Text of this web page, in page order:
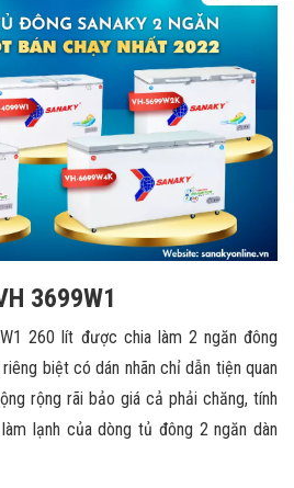
3699W1
260 lít được chia làm 2 ngăn đông
biệt có dán nhãn chỉ dẫn tiện quan
rộng rãi bảo giá cả phải chăng, tính
lạnh của dòng tủ đông 2 ngăn dàn